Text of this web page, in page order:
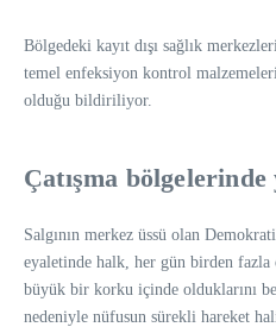
Bölgedeki kayıt dışı sağlık
temel enfeksiyon kontrol
olduğu bildiriliyor.
Çatışma bölgelerinde
Salgının merkez üssü olan
eyaletinde halk, her gün birden fazla
büyük bir korku içinde olduklarını
nedeniyle nüfusun sürekli hareket